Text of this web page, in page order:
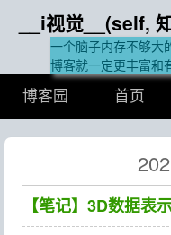
__i视觉__(self,
一个脑子内存不够大
博客就一定更丰富和
博客园 首页
【笔记】3D数据表